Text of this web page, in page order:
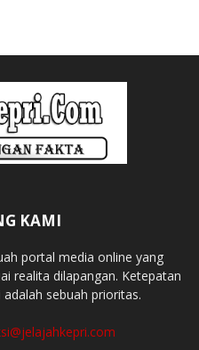
KAMI
portal media online yang
realita dilapangan. Ketepatan
sebuah prioritas.